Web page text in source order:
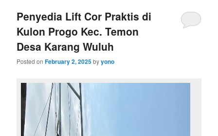
Penyedia Lift Cor Praktis di
Kulon Progo Kec. Temon
Desa Karang Wuluh
Posted onFebruary 2, 2025byyono